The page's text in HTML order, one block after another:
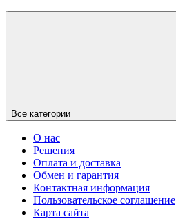
Все категории
О нас
Решения
Оплата и доставка
Обмен и гарантия
Контактная информация
Пользовательское соглашение
Карта сайта